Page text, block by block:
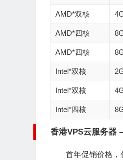
AMD*双核
AMD*四核
AMD*四核
Intel*双核
Intel*双核
Intel*四核
香港VPS云服务器
首年促销价格